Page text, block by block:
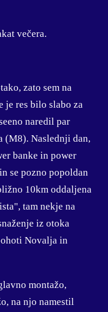
večera.
zato sem na
je res bilo slabo za
naredil par
(M8). Naslednji dan,
banke in power
se pozno popoldan
10km oddaljena
tam nekje na
iz otoka
Novalja in
montažo,
na njo namestil